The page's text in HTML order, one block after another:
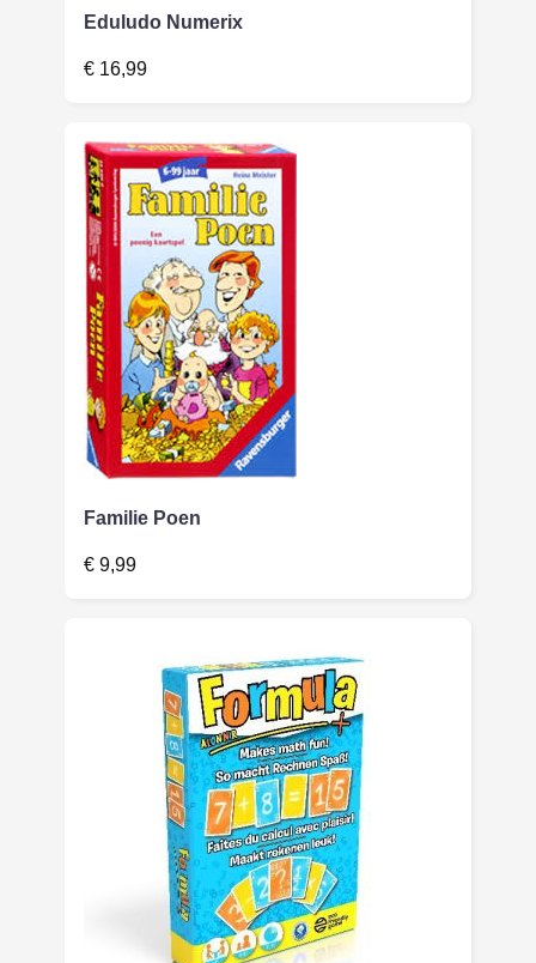
Eduludo Numerix
€ 16,99
Familie Poen
€ 9,99